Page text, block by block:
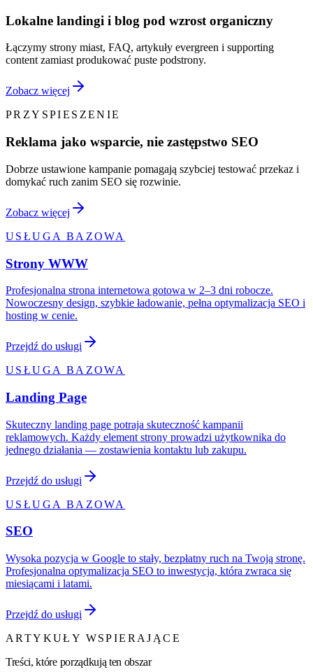
Lokalne landingi i blog pod wzrost organiczny
Łączymy strony miast, FAQ, artykuły evergreen i supporting
content zamiast produkować puste podstrony.
Zobacz więcej
PRZYSPIESZENIE
Reklama jako wsparcie, nie zastępstwo SEO
Dobrze ustawione kampanie pomagają szybciej testować przekaz i
domykać ruch zanim SEO się rozwinie.
Zobacz więcej
USŁUGA BAZOWA
Strony WWW
Profesjonalna strona internetowa gotowa w 2–3 dni robocze.
Nowoczesny design, szybkie ładowanie, pełna optymalizacja SEO i
hosting w cenie.
Przejdź do usługi
USŁUGA BAZOWA
Landing Page
Skuteczny landing page potraja skuteczność kampanii
reklamowych. Każdy element strony prowadzi użytkownika do
jednego działania — zostawienia kontaktu lub zakupu.
Przejdź do usługi
USŁUGA BAZOWA
SEO
Wysoka pozycja w Google to stały, bezpłatny ruch na Twoją stronę.
Profesjonalna optymalizacja SEO to inwestycja, która zwraca się
miesiącami i latami.
Przejdź do usługi
ARTYKUŁY WSPIERAJĄCE
Treści, które porządkują ten obszar